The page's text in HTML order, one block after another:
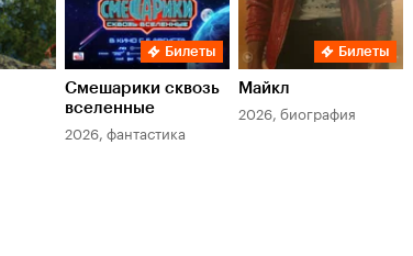
Билеты
Смешарики сквозь
вселенные
2026, фантастика
Билеты
Майкл
2026, биография